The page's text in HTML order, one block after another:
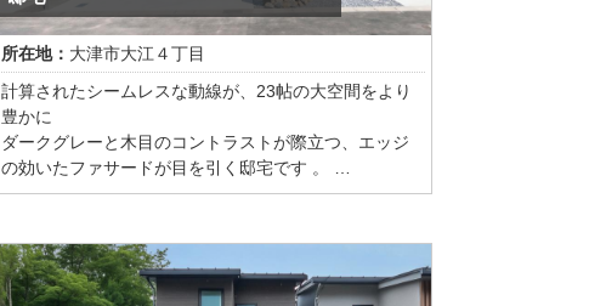
「自分たちらしい暮らし」を具体化したい方は、ぜひ
一度現地へ。写真だけでは伝わらない断熱性や、無垢
の床の心地よさを肌で感じてほしい。北欧モダンな家
具やインテリアもお楽しみください。
所在地： 大津市大江４丁目
計算されたシームレスな動線が、23帖の大空間をより
豊かに
ダークグレーと木目のコントラストが際立つ、エッジ
の効いたファサードが目を引く邸宅です 。
印象的な外観から一歩内へ入ると、玄関ホールの吹き
えます 。
無駄な廊下を排したシームレスな設計により、23帖と
いうゆとりある大空間LDKを実現しました 。